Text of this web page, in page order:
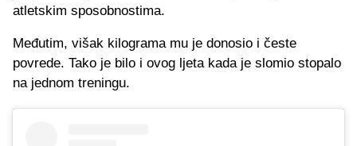
atletskim sposobnostima.
Međutim, višak kilograma mu je donosio i česte
povrede. Tako je bilo i ovog ljeta kada je slomio stopalo
na jednom treningu.